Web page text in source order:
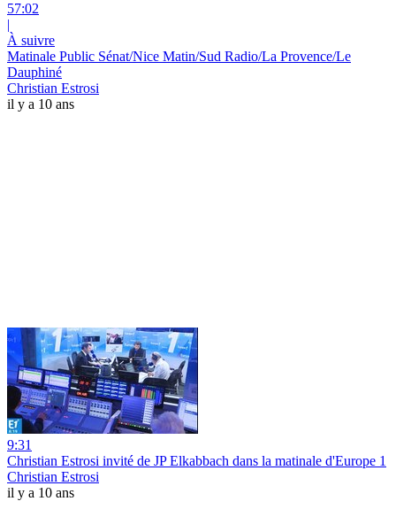
57:02
|
À suivre
Matinale Public Sénat/Nice Matin/Sud Radio/La Provence/Le
Dauphiné
Christian Estrosi
il y a 10 ans
9:31
Christian Estrosi invité de JP Elkabbach dans la matinale d'Europe 1
Christian Estrosi
il y a 10 ans